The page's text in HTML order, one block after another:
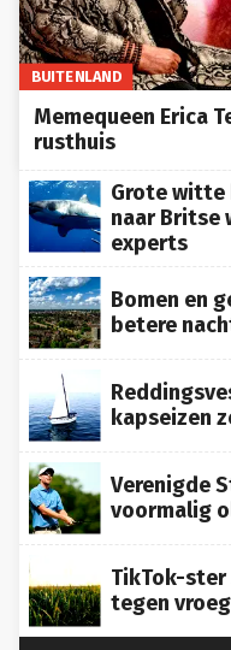
BUITENLAND
Memequeen Erica
rusthuis
Grote witte
naar Britse
experts
Bomen en
betere
kapseizen
Verenigde
voormalig
TikTok-
tegen